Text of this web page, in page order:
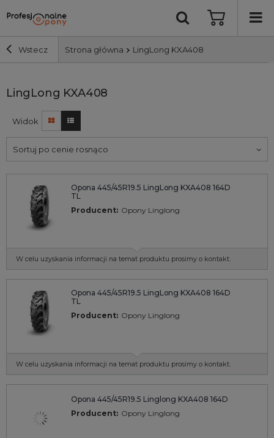
Wstecz Strona główna LingLong KXA408
Szerokość i profil
Średnica
Producent
Bieżnik
Nośność
Wyszukaj
LingLong KXA408
Widok
Sortuj po cenie rosnąco
Opona 445/45R19.5 LingLong KXA408 164D
TL
Producent: Opony Linglong
W celu uzyskania informacji na temat produktu prosimy o kontakt.
Opona 445/45R19.5 LingLong KXA408 164D
TL
Producent: Opony Linglong
W celu uzyskania informacji na temat produktu prosimy o kontakt.
Opona 445/45R19.5 Linglong KXA408 164D
Producent: Opony Linglong